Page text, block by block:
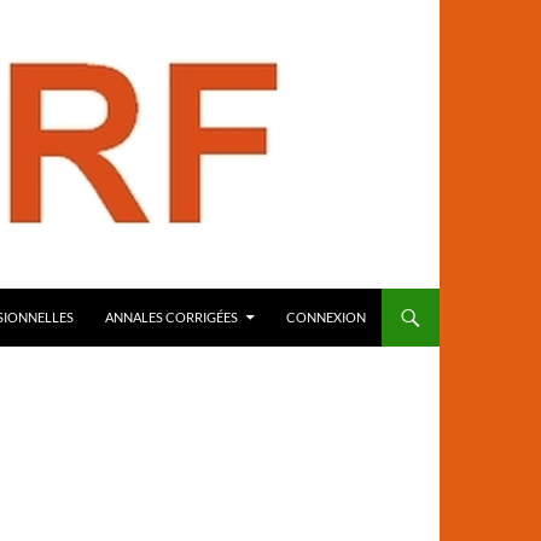
ANNALES CORRIGÉES CONNEXION